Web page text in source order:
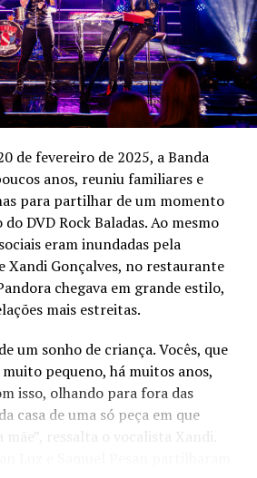
de fevereiro de 2025, a Banda
anos, reuniu familiares e
para partilhar de um momento
DVD Rock Baladas. Ao mesmo
eram inundadas pela
Xandi Gonçalves, no restaurante
chegava em grande estilo,
mais estreitas.
um sonho de criança. Vocês, que
pequeno, há muitos anos,
isso, olhando para fora das
casa de uma só peça em que
mãe”, ressalta o vocalista Xandi.